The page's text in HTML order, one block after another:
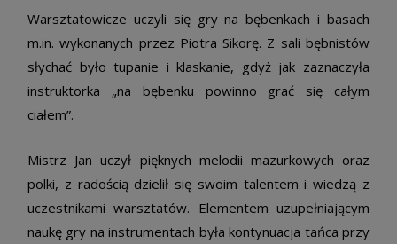
Warsztatowicze uczyli się gry na bębenkach i basach
m.in. wykonanych przez Piotra Sikorę. Z sali bębnistów
słychać było tupanie i klaskanie, gdyż jak zaznaczyła
instruktorka „na bębenku powinno grać się całym
ciałem”.
Mistrz Jan uczył pięknych melodii mazurkowych oraz
polki, z radością dzielił się swoim talentem i wiedzą z
uczestnikami warsztatów. Elementem uzupełniającym
naukę gry na instrumentach była kontynuacja tańca przy